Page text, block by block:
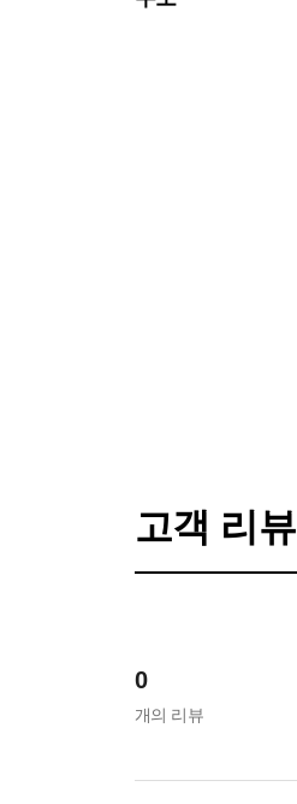
고객 리뷰
0
개의 리뷰